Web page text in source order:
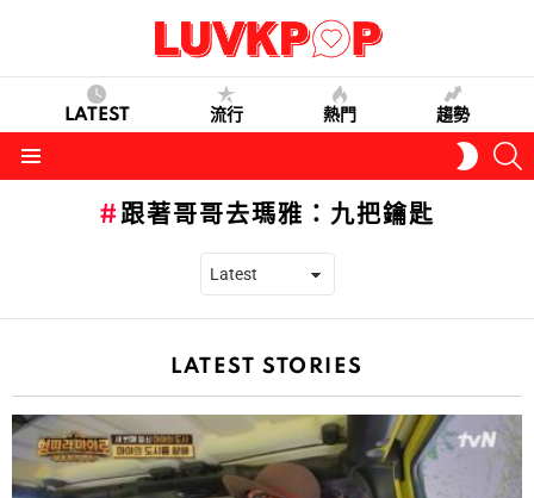
LATEST 流行 熱門 趨勢
SKIN
跟著哥哥去瑪雅：九把鑰匙
LATEST STORIES